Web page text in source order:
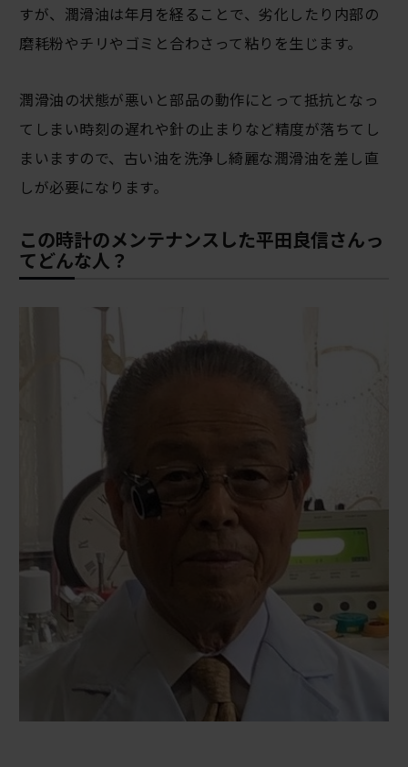
すが、潤滑油は年月を経ることで、劣化したり内部の
磨耗粉やチリやゴミと合わさって粘りを生じます。
潤滑油の状態が悪いと部品の動作にとって抵抗となっ
てしまい時刻の遅れや針の止まりなど精度が落ちてし
まいますので、古い油を洗浄し綺麗な潤滑油を差し直
しが必要になります。
この時計のメンテナンスした平田良信さんっ
てどんな人？